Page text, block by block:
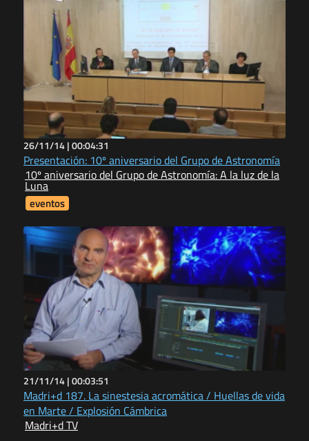
26/11/14 |00:04:31
Presentación: 10º aniversario del Grupo de Astronomía
10º aniversario del Grupo de Astronomía: A la luz de la
Luna
eventos
21/11/14 |00:03:51
Madri+d 187. La sinestesia acromática / Huellas de vida
en Marte / Explosión Cámbrica
Madri+d TV